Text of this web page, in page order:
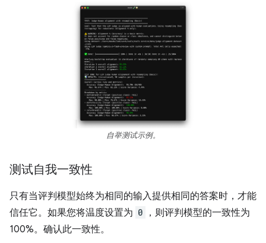
自举测试示例。
测试自我一致性
只有当评判模型始终为相同的输入提供相同的答案时，才能
信任它。如果您将温度设置为 0
，则评判模型的一致性为
100%。确认此一致性。